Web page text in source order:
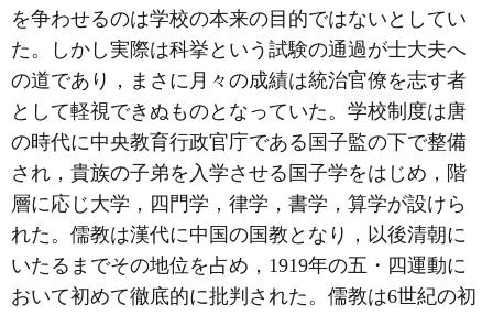
を争わせるのは学校の本来の目的ではないとしてい
た。しかし実際は科挙という試験の通過が士大夫へ
の道であり，まさに月々の成績は統治官僚を志す者
として軽視できぬものとなっていた。学校制度は唐
の時代に中央教育行政官庁である国子監の下で整備
され，貴族の子弟を入学させる国子学をはじめ，階
層に応じ大学，四門学，律学，書学，算学が設けら
れた。儒教は漢代に中国の国教となり，以後清朝に
いたるまでその地位を占め，1919年の五・四運動に
おいて初めて徹底的に批判された。儒教は6世紀の初